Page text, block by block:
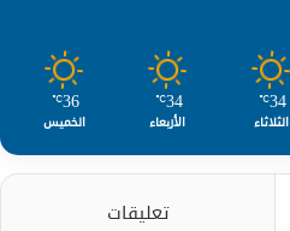
34
℃
الثلاثاء
34
℃
الأربعاء
36
℃
الخميس
تعليقات